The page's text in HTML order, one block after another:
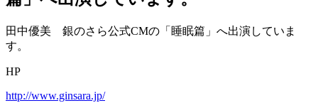
田中優美 銀のさら公式CMの「睡眠篇」へ出演していま
す。
HP
http://www.ginsara.jp/